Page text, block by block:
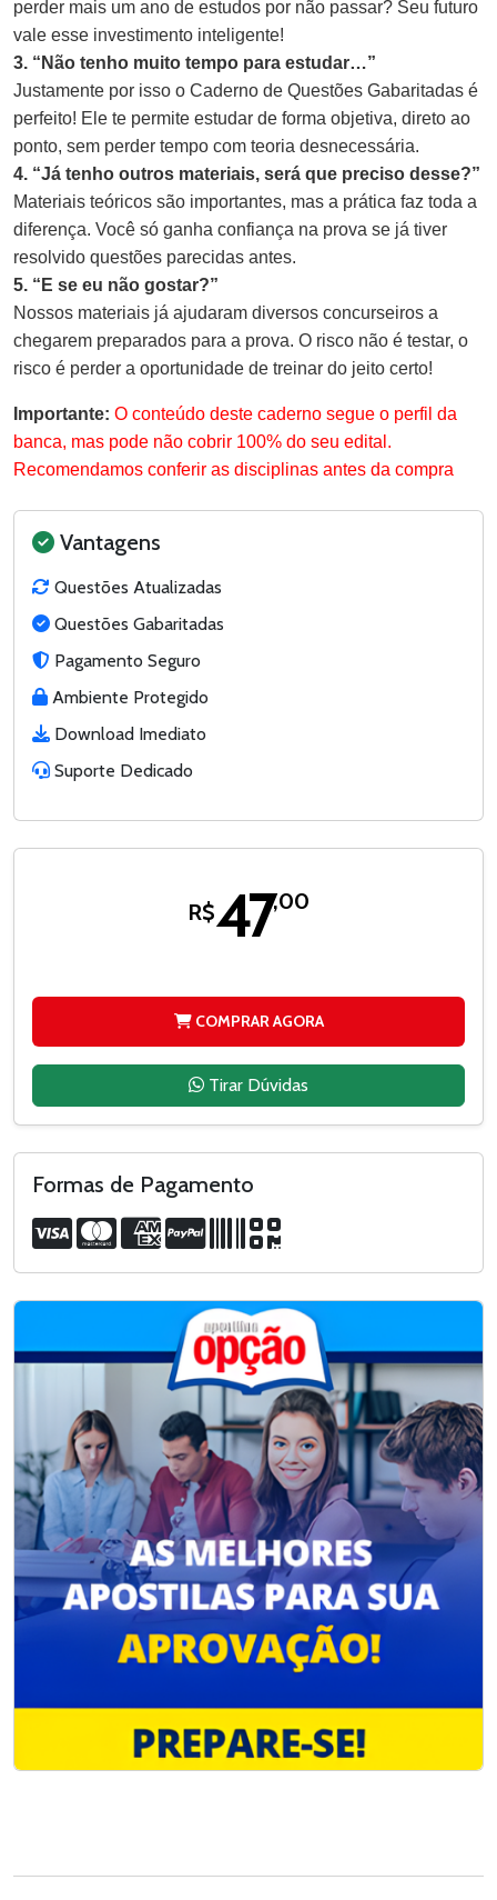
perder mais um ano de estudos por não passar? Seu futuro
vale esse investimento inteligente!
3. “Não tenho muito tempo para estudar…”
Justamente por isso o Caderno de Questões Gabaritadas é
perfeito! Ele te permite estudar de forma objetiva, direto ao
ponto, sem perder tempo com teoria desnecessária.
4. “Já tenho outros materiais, será que preciso desse?”
Materiais teóricos são importantes, mas a prática faz toda a
diferença. Você só ganha confiança na prova se já tiver
resolvido questões parecidas antes.
5. “E se eu não gostar?”
Nossos materiais já ajudaram diversos concurseiros a
chegarem preparados para a prova. O risco não é testar, o
risco é perder a oportunidade de treinar do jeito certo!
Importante: O conteúdo deste caderno segue o perfil da
banca, mas pode não cobrir 100% do seu edital.
Recomendamos conferir as disciplinas antes da compra
Vantagens
Questões Atualizadas
Questões Gabaritadas
Pagamento Seguro
Ambiente Protegido
Download Imediato
Suporte Dedicado
R$47,00
COMPRAR AGORA
Tirar Dúvidas
Formas de Pagamento